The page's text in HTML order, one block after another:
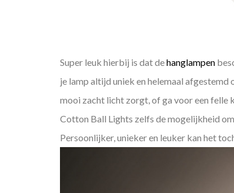
Super leuk hierbij is dat dehanglampen
je lamp altijd uniek en helemaal
mooi zacht licht zorgt, of ga voor een felle
Cotton Ball Lights zelfs de mogelijkheid
Persoonlijker, unieker en leuker kan het